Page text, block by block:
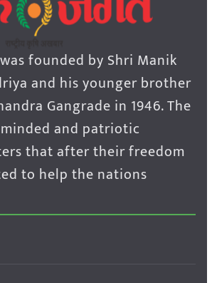
founded by Shri Manik
and his younger brother
Gangrade in 1946. The
and patriotic
that after their freedom
to help the nations